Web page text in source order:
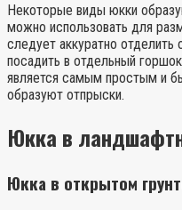
Некоторые виды юкки
можно использовать для
следует аккуратно отделить
посадить в отдельный
является самым простым и
образуют отпрыски.
Юкка в
Юкка в открытом